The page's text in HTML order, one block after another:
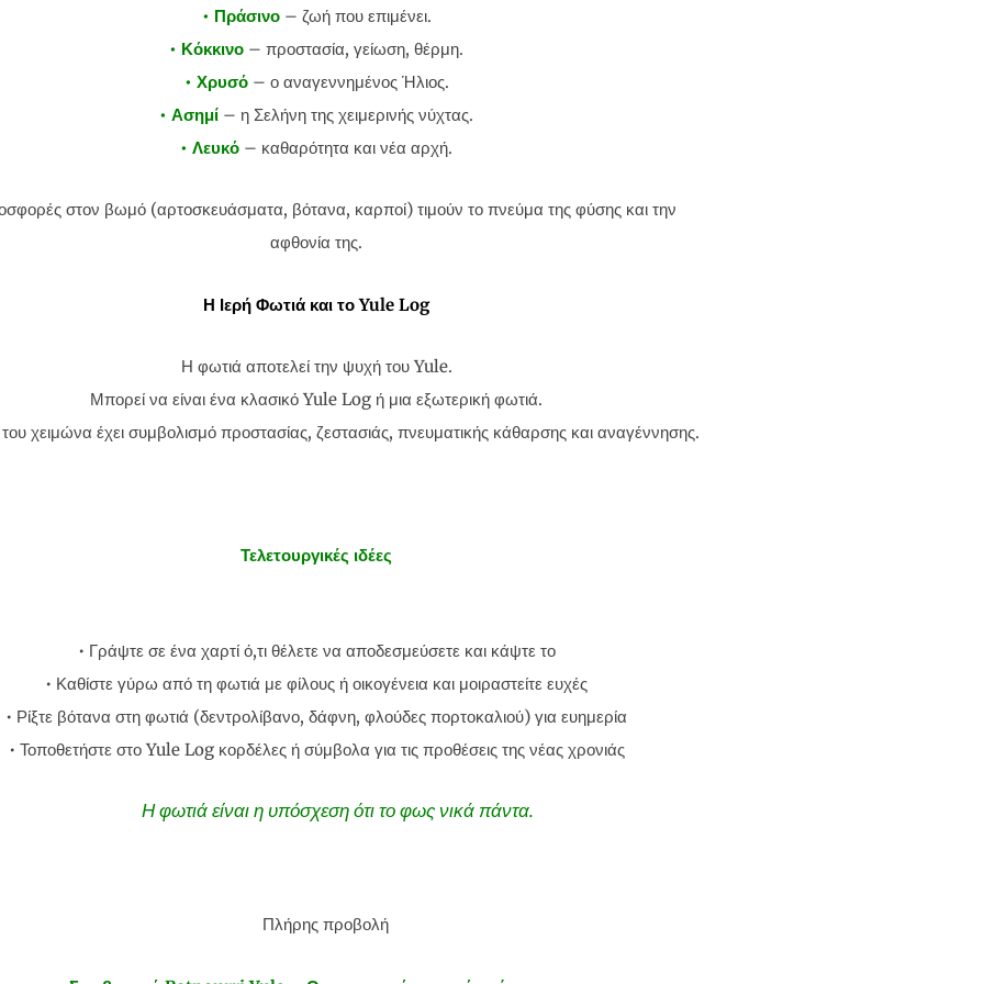
• Πράσινο– ζωή που επιμένει.
• Κόκκινο – προστασία, γείωση, θέρμη.
• Χρυσό– ο αναγεννημένος Ήλιος.
• Ασημί – η Σελήνη της χειμερινής νύχτας.
• Λευκό – καθαρότητα και νέα αρχή.
στον βωμό (αρτοσκευάσματα, βότανα, καρποί) τιμούν το πνεύμα της φύσης και την
αφθονία της.
Η Ιερή Φωτιά και το Yule Log
Η φωτιά αποτελεί την ψυχή του Yule.
Μπορεί να είναι ένα κλασικό Yule Log ή μια εξωτερική φωτιά.
χειμώνα έχει συμβολισμό προστασίας, ζεστασιάς, πνευματικής κάθαρσης και αναγέννησης.
Τελετουργικές ιδέες
• Γράψτε σε ένα χαρτί ό,τι θέλετε να αποδεσμεύσετε και κάψτε το
• Καθίστε γύρω από τη φωτιά με φίλους ή οικογένεια και μοιραστείτε ευχές
• Ρίξτε βότανα στη φωτιά (δεντρολίβανο, δάφνη, φλούδες πορτοκαλιού) για ευημερία
• Τοποθετήστε στο Yule Log κορδέλες ή σύμβολα για τις προθέσεις της νέας χρονιάς
Η φωτιά είναι η υπόσχεση ότι το φως νικά πάντα.